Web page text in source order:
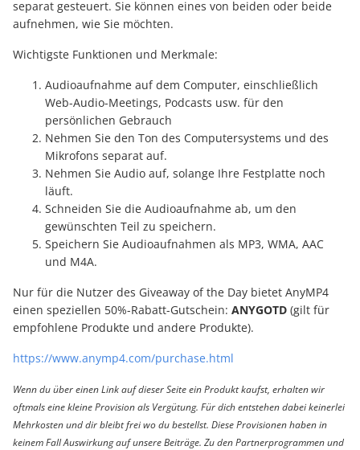
separat gesteuert. Sie können eines von beiden oder beide
aufnehmen, wie Sie möchten.
Wichtigste Funktionen und Merkmale:
Audioaufnahme auf dem Computer, einschließlich
Web-Audio-Meetings, Podcasts usw. für den
persönlichen Gebrauch
Nehmen Sie den Ton des Computersystems und des
Mikrofons separat auf.
Nehmen Sie Audio auf, solange Ihre Festplatte noch
läuft.
Schneiden Sie die Audioaufnahme ab, um den
gewünschten Teil zu speichern.
Speichern Sie Audioaufnahmen als MP3, WMA, AAC
und M4A.
Nur für die Nutzer des Giveaway of the Day bietet AnyMP4
einen speziellen 50%-Rabatt-Gutschein: ANYGOTD (gilt für
empfohlene Produkte und andere Produkte).
https://www.anymp4.com/purchase.html
Wenn du über einen Link auf dieser Seite ein Produkt kaufst, erhalten wir
oftmals eine kleine Provision als Vergütung. Für dich entstehen dabei keinerlei
Mehrkosten und dir bleibt frei wo du bestellst. Diese Provisionen haben in
keinem Fall Auswirkung auf unsere Beiträge. Zu den Partnerprogrammen und